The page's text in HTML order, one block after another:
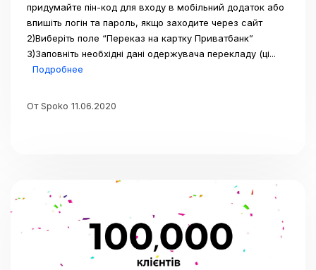
придумайте пін-код для входу в мобільний додаток або
впишіть логін та пароль, якщо заходите через сайт
2)Виберіть поле “Переказ на картку Приватбанк”
3)Заповніть необхідні дані одержувача перекладу (ці...
Подробнее
От Spoko 11.06.2020